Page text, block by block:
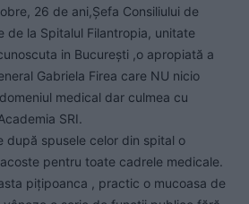
26 de ani,Șefa Consiliului de
de la Spitalul Filantropia, unitate
in București ,o apropiată a
Gabriela Firea care NU nicio
medical dar culmea cu
SRI.
după spusele celor din spital o
pentru toate cadrele medicale.
pițipoanca , practic o mucoasa de